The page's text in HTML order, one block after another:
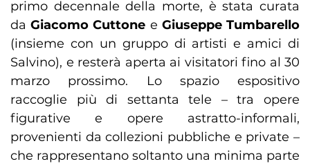
primo decennale della morte, è stata curata
daGiacomo Cuttone e Giuseppe Tumbarello
(insieme con un gruppo di artisti e amici di
Salvino), e resterà aperta ai visitatori fino al 30
marzo prossimo. Lo spazio espositivo
raccoglie più di settanta tele – tra opere
figurative e opere astratto-informali,
provenienti da collezioni pubbliche e private –
che rappresentano soltanto una minima parte